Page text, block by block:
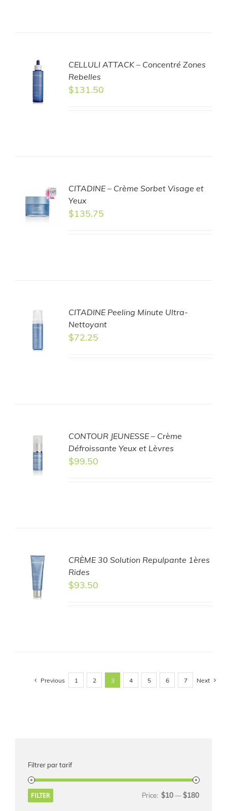
CELLULI ATTACK – Concentré Zones
Rebelles
$131.50
CITADINE – Crème Sorbet Visage et
Yeux
$135.75
CITADINE Peeling Minute Ultra-
Nettoyant
$72.25
CONTOUR JEUNESSE – Crème
Défroissante Yeux et Lèvres
$99.50
CRÈME 30 Solution Repulpante 1ères
Rides
$93.50
Previous 1 2 3 4 5 6 7 Next
Filtrer par tarif
FILTER Price: $10—$180